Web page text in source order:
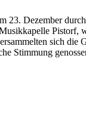
23. Dezember
Pistorf,
sich die
Stimmung